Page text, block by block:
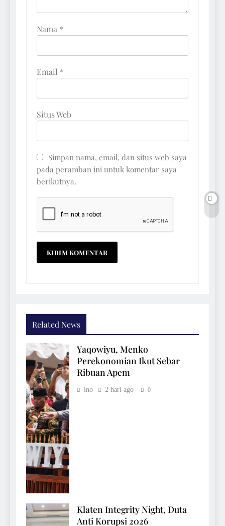
Nama *
Email *
Situs Web
Simpan nama, email, dan situs web saya
pada peramban ini untuk komentar saya
berikutnya.
Related News
Yaqowiyu, Menko
Perekonomian Ikut Sebar
Ribuan Apem
ino 2 hari ago 0
Klaten Integrity Night, Duta
Anti Korupsi 2026